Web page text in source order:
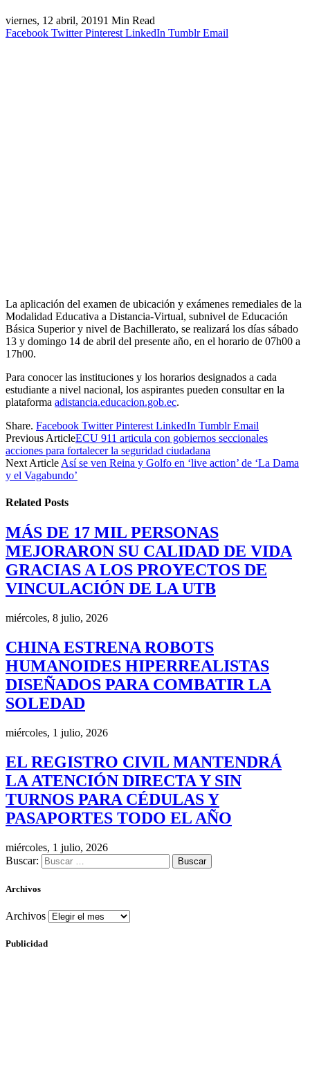
viernes, 12 abril, 20191 Min Read
Facebook Twitter Pinterest LinkedIn Tumblr Email
La aplicación del examen de ubicación y exámenes remediales de la
Modalidad Educativa a Distancia-Virtual, subnivel de Educación
Básica Superior y nivel de Bachillerato, se realizará los días sábado
13 y domingo 14 de abril del presente año, en el horario de 07h00 a
17h00.
Para conocer las instituciones y los horarios designados a cada
estudiante a nivel nacional, los aspirantes pueden consultar en la
plataforma adistancia.educacion.gob.ec.
Share. Facebook Twitter Pinterest LinkedIn Tumblr Email
Previous ArticleECU 911 articula con gobiernos seccionales
acciones para fortalecer la seguridad ciudadana
Next Article Así se ven Reina y Golfo en ‘live action’ de ‘La Dama
y el Vagabundo’
Related Posts
MÁS DE 17 MIL PERSONAS
MEJORARON SU CALIDAD DE VIDA
GRACIAS A LOS PROYECTOS DE
VINCULACIÓN DE LA UTB
miércoles, 8 julio, 2026
CHINA ESTRENA ROBOTS
HUMANOIDES HIPERREALISTAS
DISEÑADOS PARA COMBATIR LA
SOLEDAD
miércoles, 1 julio, 2026
EL REGISTRO CIVIL MANTENDRÁ
LA ATENCIÓN DIRECTA Y SIN
TURNOS PARA CÉDULAS Y
PASAPORTES TODO EL AÑO
miércoles, 1 julio, 2026
Buscar:
Archivos
Archivos
Publicidad